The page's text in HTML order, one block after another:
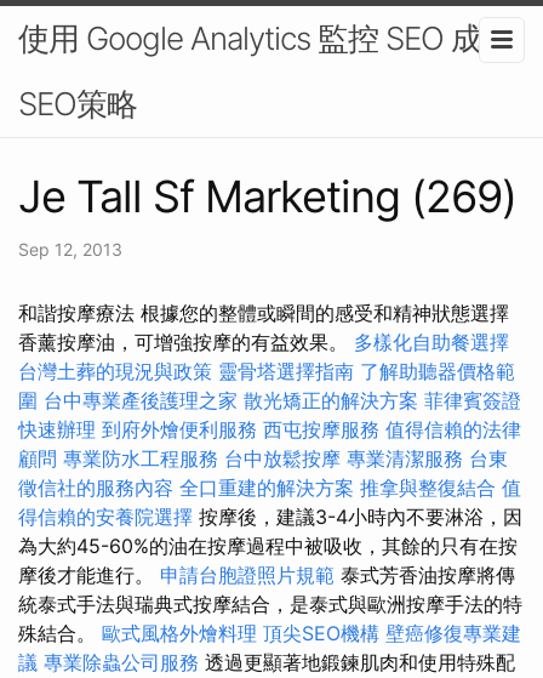
使用 Google Analytics 監控 SEO 成效-
SEO策略
Je Tall Sf Marketing (269)
Sep 12, 2013
和諧按摩療法 根據您的整體或瞬間的感受和精神狀態選擇
香薰按摩油，可增強按摩的有益效果。 多樣化自助餐選擇
台灣土葬的現況與政策 靈骨塔選擇指南 了解助聽器價格範
圍 台中專業產後護理之家 散光矯正的解決方案 菲律賓簽證
快速辦理 到府外燴便利服務 西屯按摩服務 值得信賴的法律
顧問 專業防水工程服務 台中放鬆按摩 專業清潔服務 台東
徵信社的服務內容 全口重建的解決方案 推拿與整復結合 值
得信賴的安養院選擇 按摩後，建議3-4小時內不要淋浴，因
為大約45-60%的油在按摩過程中被吸收，其餘的只有在按
摩後才能進行。 申請台胞證照片規範 泰式芳香油按摩將傳
統泰式手法與瑞典式按摩結合，是泰式與歐洲按摩手法的特
殊結合。 歐式風格外燴料理 頂尖SEO機構 壁癌修復專業建
議 專業除蟲公司服務 透過更顯著地鍛鍊肌肉和使用特殊配